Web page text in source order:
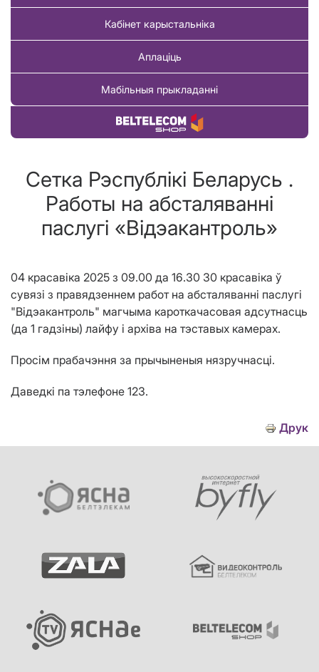
Кабінет карыстальніка
Аплаціць
Мабільныя прыкладанні
Купіць тавар
Сетка Рэспублiкi Беларусь .
Работы на абсталяваннi
паслугi «Вiдэакантроль»
04 красавіка 2025 з 09.00 да 16.30 30 красавіка ў
сувязі з правядзеннем работ на абсталяванні паслугі
"Відэакантроль" магчыма кароткачасовая адсутнасць
(да 1 гадзіны) лайфу і архіва на тэставых камерах.
Просім прабачэння за прычыненыя нязручнасці.
Даведкі па тэлефоне 123.
Друк